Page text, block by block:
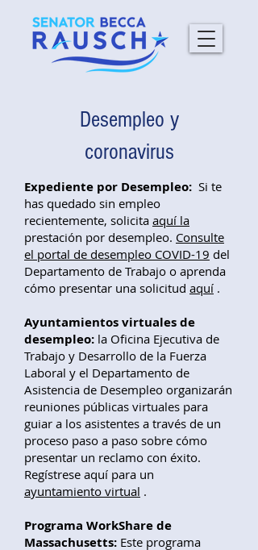
Desempleo y
coronavirus
Expediente por Desempleo: Si te
has quedado sin empleo
recientemente, solicita aquí la
prestación por desempleo. Consulte
el portal de desempleo COVID-19 del
Departamento de Trabajo o aprenda
cómo presentar una solicitud aquí .
Ayuntamientos virtuales de
desempleo: la Oficina Ejecutiva de
Trabajo y Desarrollo de la Fuerza
Laboral y el Departamento de
Asistencia de Desempleo organizarán
reuniones públicas virtuales para
guiar a los asistentes a través de un
proceso paso a paso sobre cómo
presentar un reclamo con éxito.
Regístrese aquí para un
ayuntamiento virtual .
Programa WorkShare de
Massachusetts: Este programa